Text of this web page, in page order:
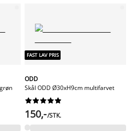
FAST LAV PRIS
ODD
Skål ODD Ø30xH9cm multifarvet






150,-/STK.